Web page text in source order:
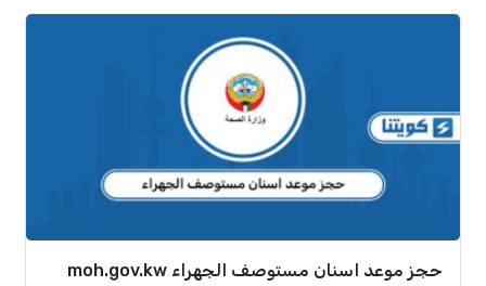
حجز موعد اسنان مستوصف الجهراء moh.gov.kw